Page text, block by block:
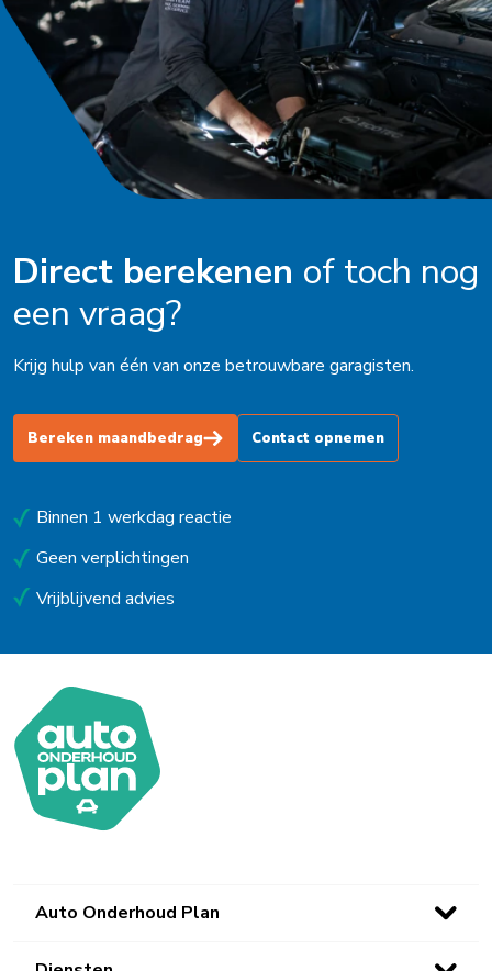
Oldenzaal
Ophemert
Peize
Purmerend
Schijndel
Schoorl
Soest
Stadskanaal
Steenbergen
Uithoorn
Urk
Waalwijk
Waarland
Waddinxveen
Wieringerwerf
Direct berekenen of toch nog
een vraag?
Krijg hulp van één van onze betrouwbare garagisten.
Bereken maandbedrag Contact opnemen
Binnen 1 werkdag reactie
Geen verplichtingen
Vrijblijvend advies
Auto Onderhoud Plan